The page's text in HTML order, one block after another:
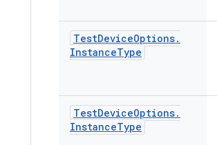
TestDeviceOptions.
InstanceType
TestDeviceOptions.
InstanceType